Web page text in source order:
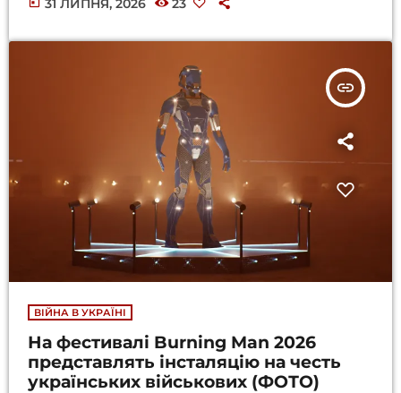
31 ЛИПНЯ, 2026 23
insert_link
ВІЙНА В УКРАЇНІ
На фестивалі Burning Man 2026
представлять інсталяцію на честь
українських військових (ФОТО)